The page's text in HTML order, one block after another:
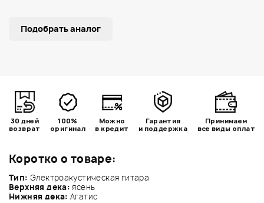
Коротко о товаре:
Тип: Электроакустическая гитара
Верхняя дека: ясень
Нижняя дека: Агатис
Подобрать аналог
30 дней
возврат
100%
оригинал
Можно
в кредит
Гарантия
и поддержка
Принимаем
все виды оплат